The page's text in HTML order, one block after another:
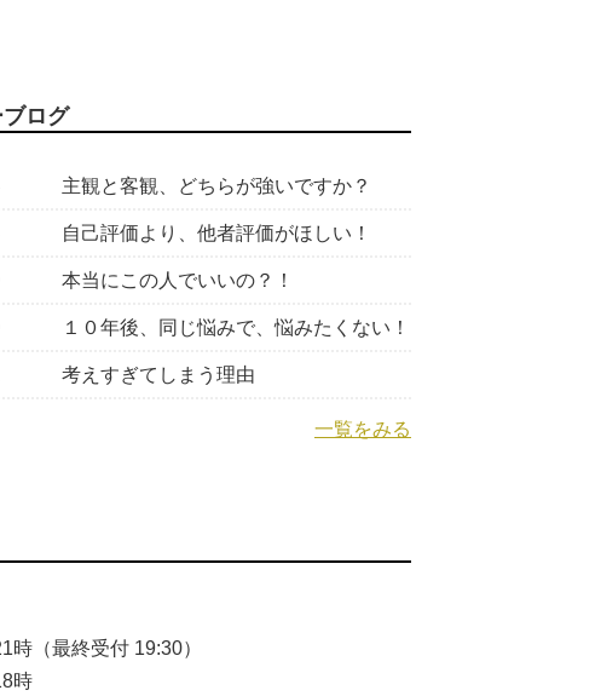
ログ
主観と客観、どちらが強いですか？
自己評価より、他者評価がほしい！
本当にこの人でいいの？！
１０年後、同じ悩みで、悩みたくない！
考えすぎてしまう理由
一覧をみる
時（最終受付 19:30）
時